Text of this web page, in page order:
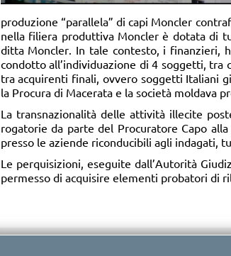
produzione “parallela” di capi Moncler
nella filiera produttiva Moncler è dotata di
ditta Moncler. In tale contesto, i finanzieri,
condotto all’individuazione di 4 soggetti, tra
tra acquirenti finali, ovvero soggetti Italiani
la Procura di Macerata e la società moldava
La transnazionalità delle attività illecite
rogatorie da parte del Procuratore Capo
presso le aziende riconducibili agli indagati,
Le perquisizioni, eseguite dall’Autorità
permesso di acquisire elementi probatori di